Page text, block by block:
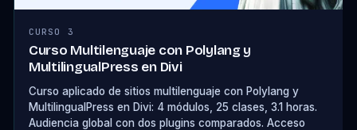
CURSO 3
Curso Multilenguaje con Polylang y
MultilingualPress en Divi
Curso aplicado de sitios multilenguaje con Polylang y
MultilingualPress en Divi: 4 módulos, 25 clases, 3.1 horas.
Audiencia global con dos plugins comparados. Acceso